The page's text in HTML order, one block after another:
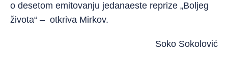
o desetom emitovanju jedanaeste reprize „Boljeg
života“ – otkriva Mirkov.
Soko Sokolović